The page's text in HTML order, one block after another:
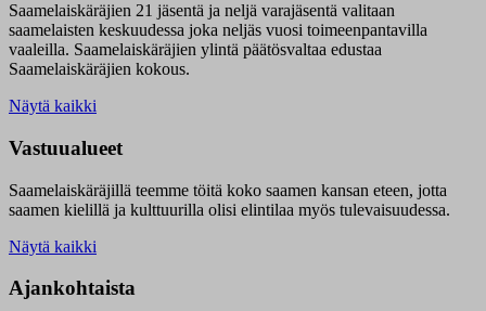
Saamelaiskäräjien 21 jäsentä ja neljä varajäsentä valitaan
saamelaisten keskuudessa joka neljäs vuosi toimeenpantavilla
vaaleilla. Saamelaiskäräjien ylintä päätösvaltaa edustaa
Saamelaiskäräjien kokous.
Näytä kaikki
Vastuualueet
Saamelaiskäräjillä teemme töitä koko saamen kansan eteen, jotta
saamen kielillä ja kulttuurilla olisi elintilaa myös tulevaisuudessa.
Näytä kaikki
Ajankohtaista